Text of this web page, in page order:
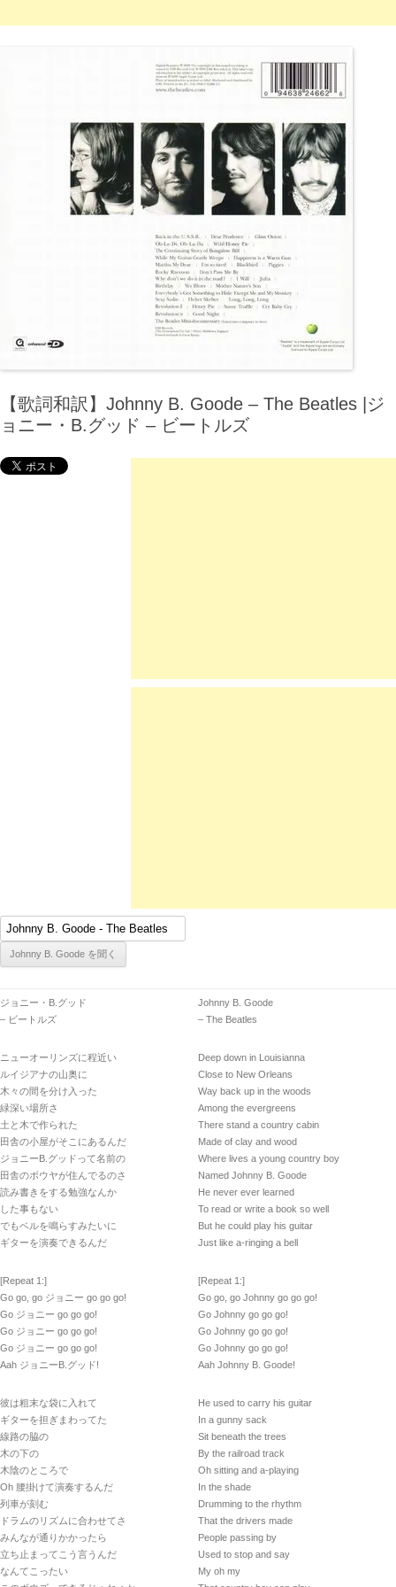
【歌詞和訳】Johnny B. Goode – The Beatles |ジ
ョニー・B.グッド – ビートルズ
ジョニー・B.グッド
– ビートルズ
ニューオーリンズに程近い
ルイジアナの山奥に
木々の間を分け入った
緑深い場所さ
土と木で作られた
田舎の小屋がそこにあるんだ
ジョニーB.グッドって名前の
田舎のボウヤが住んでるのさ
読み書きをする勉強なんか
した事もない
でもベルを鳴らすみたいに
ギターを演奏できるんだ
[Repeat 1:]
Go go, go ジョニー go go go!
Go ジョニー go go go!
Go ジョニー go go go!
Go ジョニー go go go!
Aah ジョニーB.グッド!
彼は粗末な袋に入れて
ギターを担ぎまわってた
線路の脇の
木の下の
木陰のところで
Oh 腰掛けて演奏するんだ
列車が刻む
ドラムのリズムに合わせてさ
みんなが通りかかったら
立ち止まってこう言うんだ
なんてこったい
Johnny B. Goode
– The Beatles
Deep down in Louisianna
Close to New Orleans
Way back up in the woods
Among the evergreens
There stand a country cabin
Made of clay and wood
Where lives a young country boy
Named Johnny B. Goode
He never ever learned
To read or write a book so well
But he could play his guitar
Just like a-ringing a bell
[Repeat 1:]
Go go, go Johnny go go go!
Go Johnny go go go!
Go Johnny go go go!
Go Johnny go go go!
Aah Johnny B. Goode!
He used to carry his guitar
In a gunny sack
Sit beneath the trees
By the railroad track
Oh sitting and a-playing
In the shade
Drumming to the rhythm
That the drivers made
People passing by
Used to stop and say
My oh my